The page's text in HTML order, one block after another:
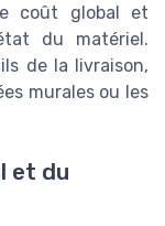
coût global et
du matériel.
de la livraison,
murales ou les
et du